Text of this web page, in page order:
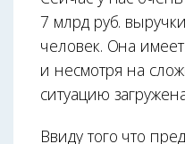
7 млрд руб.
человек. Она
и несмотря на
ситуацию
Ввиду того что